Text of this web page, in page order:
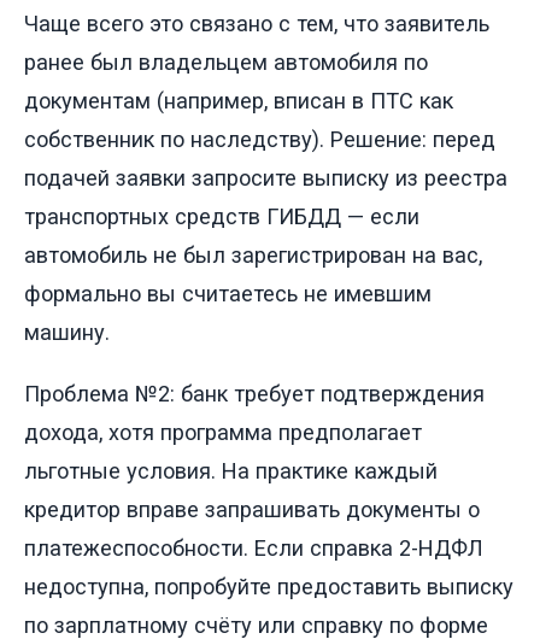
Чаще всего это связано с тем, что заявитель
ранее был владельцем автомобиля по
документам (например, вписан в ПТС как
собственник по наследству). Решение: перед
подачей заявки запросите выписку из реестра
транспортных средств ГИБДД — если
автомобиль не был зарегистрирован на вас,
формально вы считаетесь не имевшим
машину.
Проблема №2: банк требует подтверждения
дохода, хотя программа предполагает
льготные условия. На практике каждый
кредитор вправе запрашивать документы о
платежеспособности. Если справка 2-НДФЛ
недоступна, попробуйте предоставить выписку
по зарплатному счёту или справку по форме